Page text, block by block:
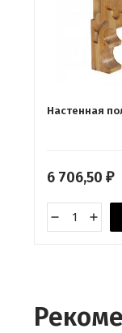
Настенная
6 706,50 ₽